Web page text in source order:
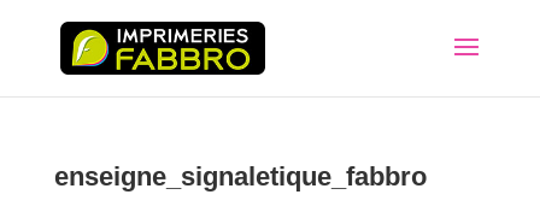
enseigne_signaletique_fabbro